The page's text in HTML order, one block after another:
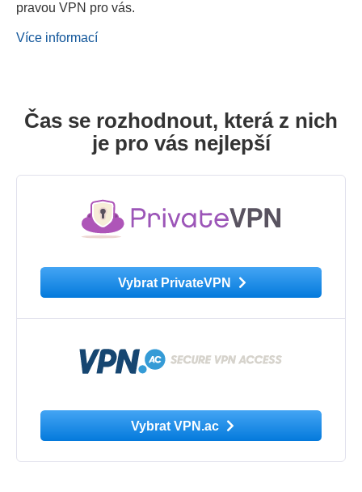
pravou VPN pro vás.
Více informací
Čas se rozhodnout, která z nich
je pro vás nejlepší
Vybrat PrivateVPN
Vybrat VPN.ac